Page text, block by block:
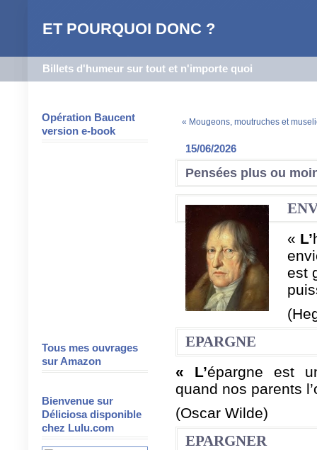
ET POURQUOI DONC ?
Billets d'humeur sur tout et n'importe quoi
Opération Baucent
version e-book
Tous mes ouvrages
sur Amazon
Bienvenue sur
Déliciosa disponible
chez Lulu.com
« Mougeons, moutruches et
15/06/2026
Pensées plus ou
« L’
est
EPARGNE
« L’épargne est
quand nos parents
(Oscar Wilde)
EPARGNER